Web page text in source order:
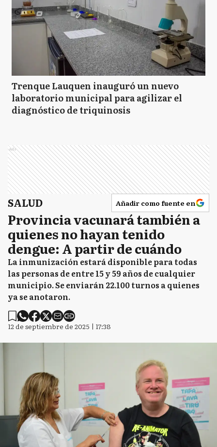
Trenque Lauquen inauguró un nuevo
laboratorio municipal para agilizar el
diagnóstico de triquinosis
Ads
SALUD Añadir como fuente en
Provincia vacunará también a
quienes no hayan tenido
dengue: A partir de cuándo
La inmunización estará disponible para todas
las personas de entre 15 y 59 años de cualquier
municipio. Se enviarán 22.100 turnos a quienes
ya se anotaron.
12 de septiembre de 2025 | 17:38